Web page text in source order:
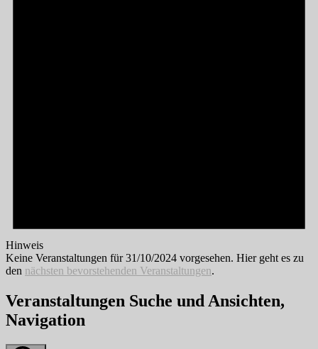
Hinweis
Keine Veranstaltungen für 31/10/2024 vorgesehen. Hier geht es zu
den nächsten bevorstehenden Veranstaltungen.
Veranstaltungen Suche und Ansichten,
Navigation